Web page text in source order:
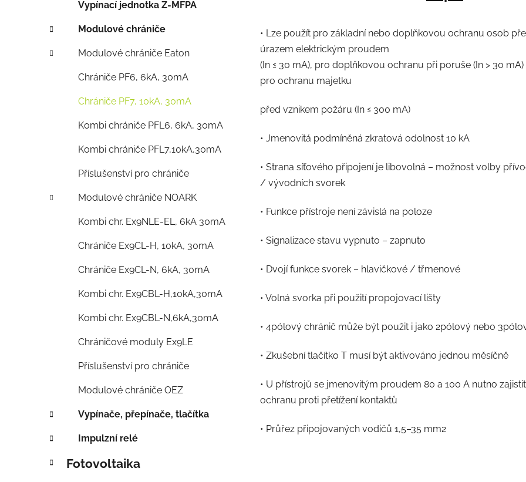
Vypínací jednotka Z-MFPA
Modulové chrániče
Modulové chrániče Eaton
Chrániče PF6, 6kA, 30mA
Chrániče PF7, 10kA, 30mA
Kombi chrániče PFL6, 6kA, 30mA
Kombi chrániče PFL7,10kA,30mA
Příslušenství pro chrániče
Modulové chrániče NOARK
Kombi chr. Ex9NLE-EL, 6kA 30mA
Chrániče Ex9CL-H, 10kA, 30mA
Chrániče Ex9CL-N, 6kA, 30mA
Kombi chr. Ex9CBL-H,10kA,30mA
Kombi chr. Ex9CBL-N,6kA,30mA
Chráničové moduly Ex9LE
Příslušenství pro chrániče
Modulové chrániče OEZ
Vypínače, přepínače, tlačítka
Impulzní relé
Fotovoltaika
• Lze použít pro základní nebo doplňkovou ochranu osob
úrazem elektrickým proudem
(In ≤ 30 mA), pro doplňkovou ochranu při poruše (In > 30
pro ochranu majetku
před vznikem požáru (In ≤ 300 mA)
• Jmenovitá podmíněná zkratová odolnost 10 kA
• Strana síťového připojení je libovolná – možnost volby
/ vývodních svorek
• Funkce přístroje není závislá na poloze
• Signalizace stavu vypnuto – zapnuto
• Dvojí funkce svorek – hlavičkové / třmenové
• Volná svorka při použití propojovací lišty
• 4pólový chránič může být použit i jako 2pólový nebo
• Zkušební tlačítko T musí být aktivováno jednou měsíčně
• U přístrojů se jmenovitým proudem 80 a 100 A nutno zajistit
ochranu proti přetížení kontaktů
• Průřez připojovaných vodičů 1,5–35 mm2